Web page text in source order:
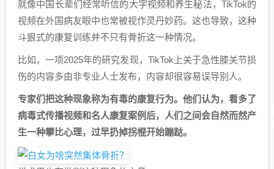
就像中国长辈们经常听信的大字视频和养生秘法，TikTok的
视频在外国病友眼中也常被视作灵丹妙药。这也导致，这种
斗狠式的康复训练并不只有骨折这一种情况。
比如，一项2025年的研究发现，TikTok上关于急性膝关节损
伤的内容多由非专业人士发布，内容却很容易误导别人。
专家们把这种现象称为有毒的康复行为。他们认为，看多了
病毒式传播视频和名人康复案例后，人们之间会自然而然产
生一种攀比心理，过早扔掉拐棍开始蹦跶。